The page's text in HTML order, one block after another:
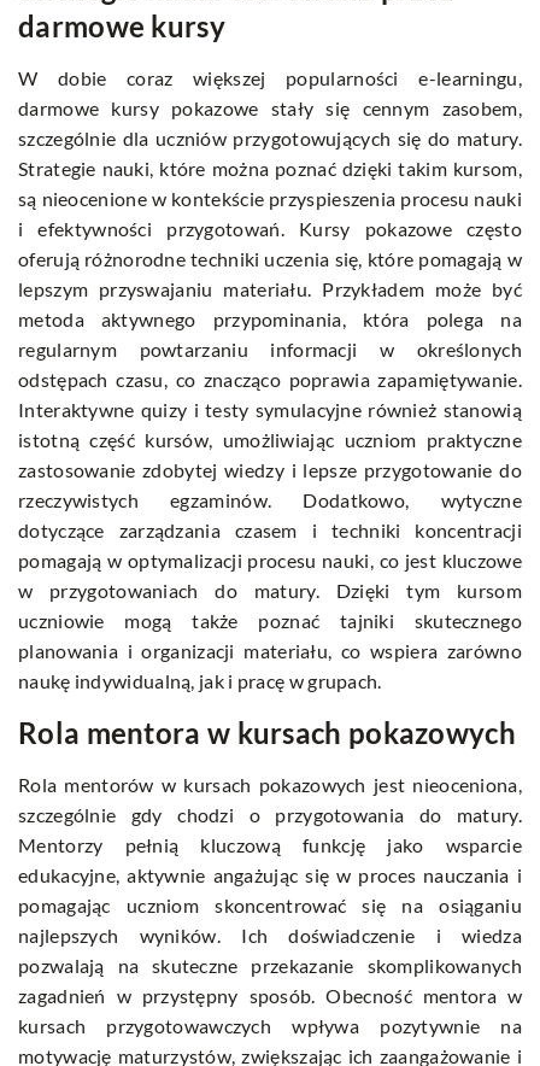
darmowe kursy
W dobie coraz większej popularności e-learningu,
darmowe kursy pokazowe stały się cennym zasobem,
szczególnie dla uczniów przygotowujących się do matury.
Strategie nauki, które można poznać dzięki takim kursom,
są nieocenione w kontekście przyspieszenia procesu nauki
i efektywności przygotowań. Kursy pokazowe często
oferują różnorodne techniki uczenia się, które pomagają w
lepszym przyswajaniu materiału. Przykładem może być
metoda aktywnego przypominania, która polega na
regularnym powtarzaniu informacji w określonych
odstępach czasu, co znacząco poprawia zapamiętywanie.
Interaktywne quizy i testy symulacyjne również stanowią
istotną część kursów, umożliwiając uczniom praktyczne
zastosowanie zdobytej wiedzy i lepsze przygotowanie do
rzeczywistych egzaminów. Dodatkowo, wytyczne
dotyczące zarządzania czasem i techniki koncentracji
pomagają w optymalizacji procesu nauki, co jest kluczowe
w przygotowaniach do matury. Dzięki tym kursom
uczniowie mogą także poznać tajniki skutecznego
planowania i organizacji materiału, co wspiera zarówno
naukę indywidualną, jak i pracę w grupach.
Rola mentora w kursach pokazowych
Rola mentorów w kursach pokazowych jest nieoceniona,
szczególnie gdy chodzi o przygotowania do matury.
Mentorzy pełnią kluczową funkcję jako wsparcie
edukacyjne, aktywnie angażując się w proces nauczania i
pomagając uczniom skoncentrować się na osiąganiu
najlepszych wyników. Ich doświadczenie i wiedza
pozwalają na skuteczne przekazanie skomplikowanych
zagadnień w przystępny sposób. Obecność mentora w
kursach przygotowawczych wpływa pozytywnie na
motywację maturzystów, zwiększając ich zaangażowanie i